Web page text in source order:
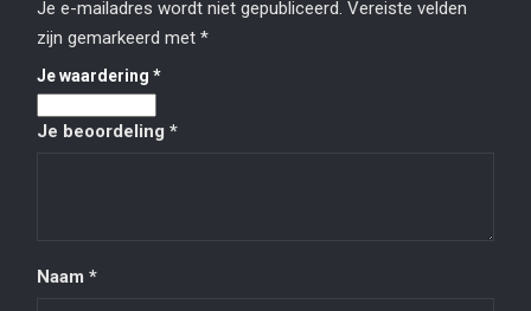
Je e-mailadres wordt niet gepubliceerd. Vereiste velden
zijn gemarkeerd met *
Je waardering *
Je beoordeling *
Naam *